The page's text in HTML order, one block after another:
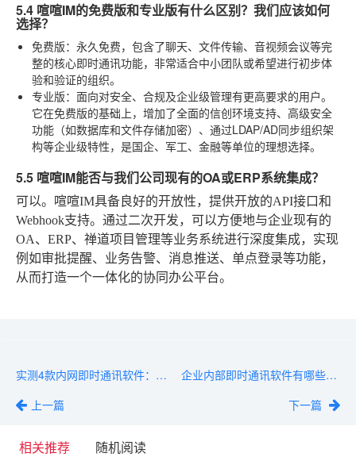
5.4 喧喧IM的免费版和专业版有什么区别？我们应该如何
选择？
免费版：永久免费，包含了聊天、文件传输、音视频会议等完
整的核心即时通讯功能，非常适合中小团队或希望进行初步体
验和验证的组织。
专业版：面向对安全、合规及企业级管理有更高要求的用户。
它在免费版的基础上，增加了全面的信创环境支持、高级安全
功能（如数据库和文件存储加密）、通过LDAP/AD同步组织架
构等企业级特性，是国企、军工、金融等单位的理想选择。
5.5 喧喧IM能否与我们公司现有的OA或ERP系统集成？
可以。喧喧IM具备良好的开放性，提供开放的API接口和
Webhook支持。通过二次开发，可以方便地与企业现有的
OA、ERP、禅道项目管理等业务系统进行深度集成，实现
例如审批提醒、业务告警、消息推送、单点登录等功能，
从而打造一个一体化的协同办公平台。
实测4款内网即时通讯软件：部署难度、并发性能、功能丰富度
上一篇
企业内部即时通讯软件有哪些？5款支持组织架构、权限管理
下一篇
相关推荐 随机阅读